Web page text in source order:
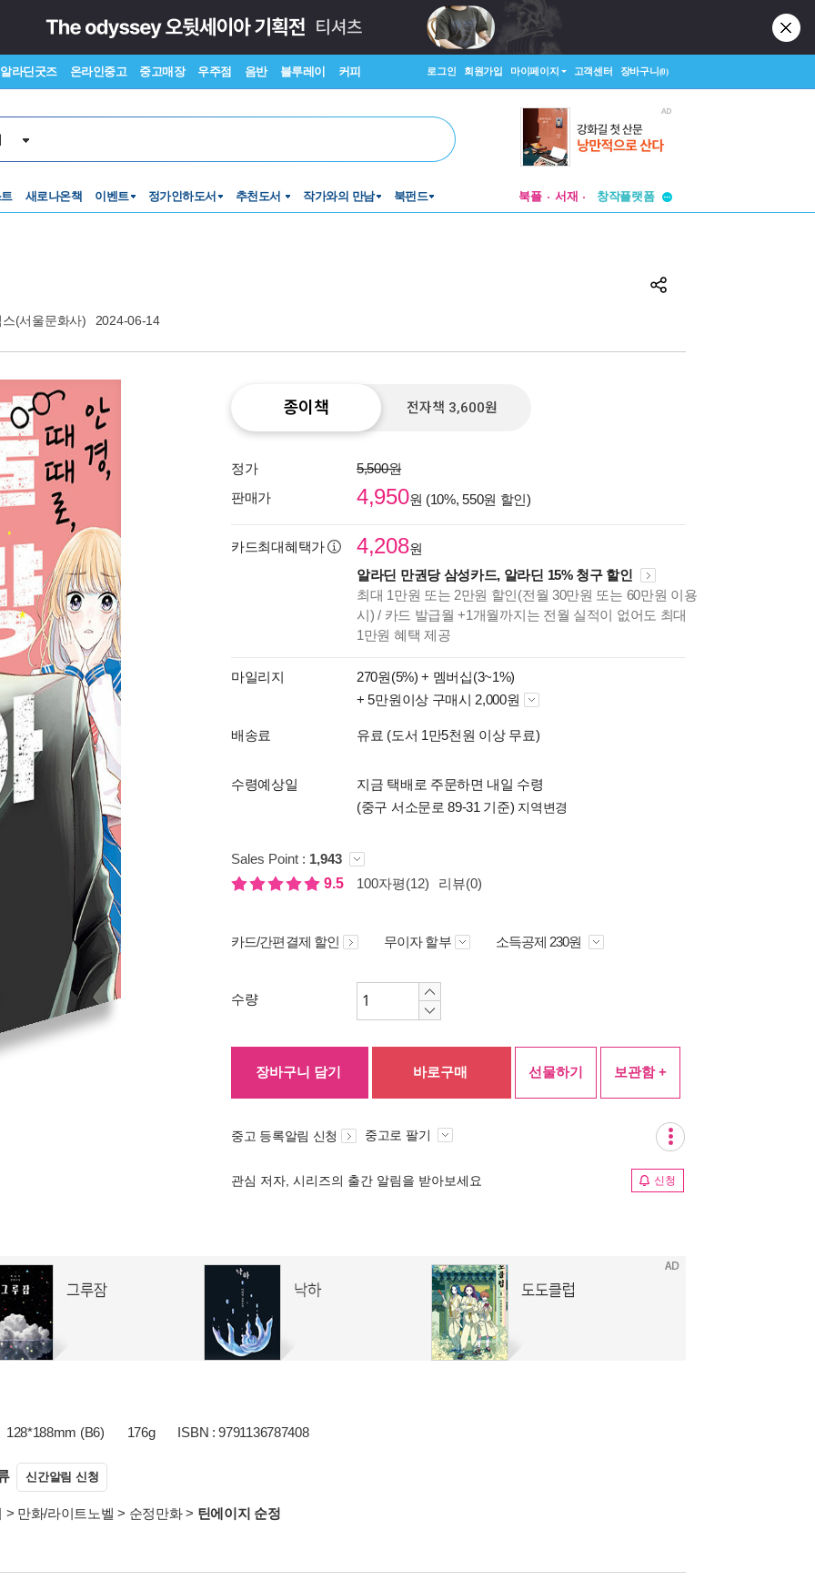
알라딘굿즈 온라인중고 중고매장 우주점 음반 블루레이 커피 로그인 회원가입 마이페이지 고객센터 장바구니(0)
새로나온책 이벤트 정가인하도서 추천도서 작가와의 만남 북펀드 북플 서재
창작플랫폼
(서울문화사) 2024-06-14
종이책 전자책 3,600원
정가
5,500원
판매가
4,950원 (10%, 550원 할인)
카드최대혜택가 4,208원
알라딘 만권당 삼성카드, 알라딘 15% 청구 할인
최대 1만원 또는 2만원 할인(전월 30만원 또는 60만원 이용
시) / 카드 발급월 +1개월까지는 전월 실적이 없어도 최대
1만원 혜택 제공
마일리지 270원(5%) + 멤버십(3~1%)
+ 5만원이상 구매시 2,000원
배송료 유료 (도서 1만5천원 이상 무료)
수령예상일
지금 택배로 주문하면 내일 수령
(중구 서소문로 89-31 기준) 지역변경
Sales Point : 1,943
9.5
100자평(12) 리뷰(0)
카드/간편결제 할인 무이자 할부 소득공제 230원
수량
장바구니 담기 바로구매 선물하기 보관함 +
중고 등록알림 신청 중고로 팔기
관심 저자, 시리즈의 출간 알림을 받아보세요 신청
128*188mm (B6) 176g ISBN : 9791136787408
신간알림 신청
> 만화/라이트노벨 > 순정만화> 틴에이지 순정